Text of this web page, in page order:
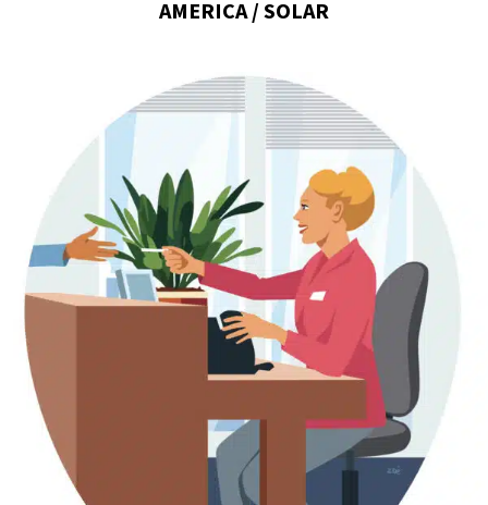
AMERICA / SOLAR